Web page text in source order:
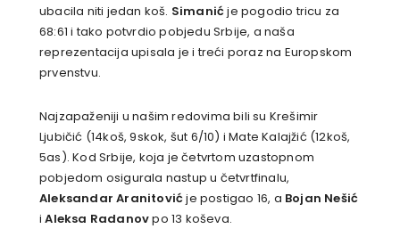
ubacila niti jedan koš. Simanićje pogodio tricu za
68:61 i tako potvrdio pobjedu Srbije, a naša
reprezentacija upisala je i treći poraz na Europskom
prvenstvu.
Najzapaženiji u našim redovima bili su Krešimir
Ljubičić (14koš, 9skok, šut 6/10) i Mate Kalajžić (12koš,
5as). Kod Srbije, koja je četvrtom uzastopnom
pobjedom osigurala nastup u četvrtfinalu,
Aleksandar Aranitovićje postigao 16, a Bojan Nešić
iAleksa Radanovpo 13 koševa.